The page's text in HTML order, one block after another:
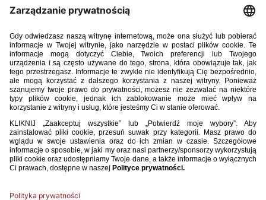
Asystent selekcjonera:Jakub Popielarz
Analityk: Maciej Sikorski
Trener przygotowania motorycznego:Wojciech Grzyb
Trener bramkarzy:Aleksander Kozioł